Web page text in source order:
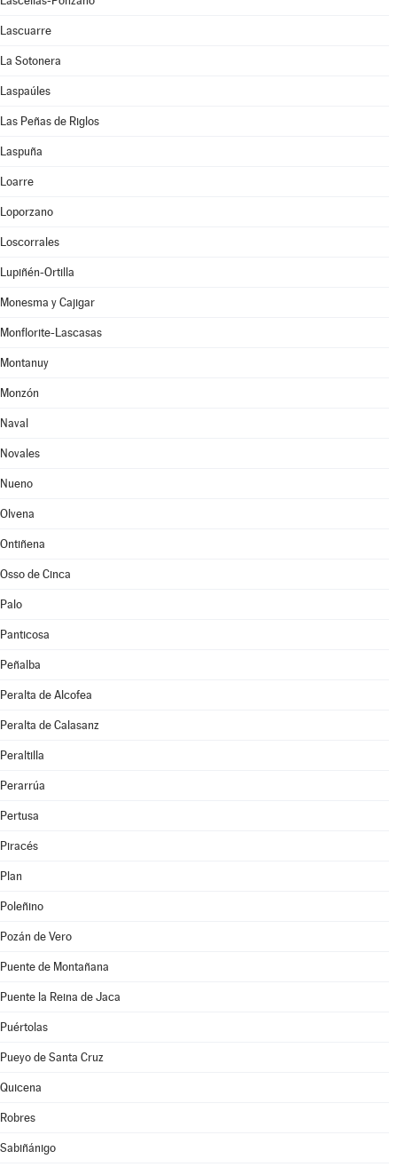
Lascuarre
La Sotonera
Laspaúles
Las Peñas de Riglos
Laspuña
Loarre
Loporzano
Loscorrales
Lupiñén-Ortilla
Monesma y Cajigar
Monflorite-Lascasas
Montanuy
Monzón
Naval
Novales
Nueno
Olvena
Ontiñena
Osso de Cinca
Palo
Panticosa
Peñalba
Peralta de Alcofea
Peralta de Calasanz
Peraltilla
Perarrúa
Pertusa
Piracés
Plan
Poleñino
Pozán de Vero
Puente de Montañana
Puente la Reina de Jaca
Puértolas
Pueyo de Santa Cruz
Quicena
Robres
Sabiñánigo